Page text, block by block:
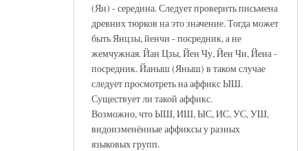
(Ян) - середина. Следует проверить письмена
древних тюрков на это значение. Тогда может
быть Янцзы, йенчи - посредник, а не
жемчужная. Йан Цзы, Йен Чу, Йен Чи, Йена -
посредник. Йаныш (Яныш) в таком случае
следует просмотреть на аффикс ЫШ.
Существует ли такой аффикс.
Возможно, что ЫШ, ИШ, ЫС, ИС, УС, УШ,
видоизменённые аффиксы у разных
языковых групп.